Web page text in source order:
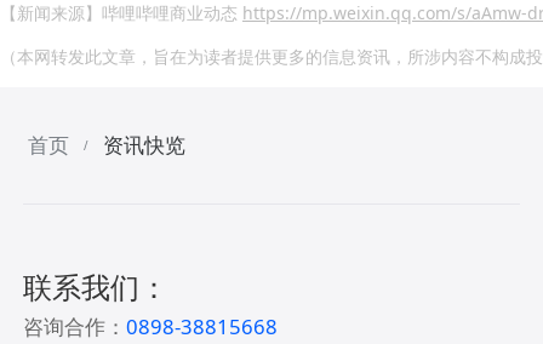
【新闻来源】哔哩哔哩商业动态 https://mp.weixin.qq.com/s/aAmw-
（本网转发此文章，旨在为读者提供更多的信息资讯，所涉内容不构
首页 / 资讯快览
联系我们：
咨询合作：0898-38815668